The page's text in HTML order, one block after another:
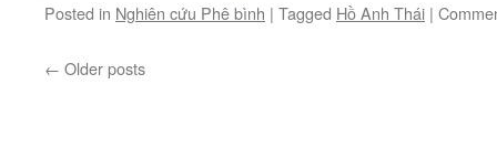
Posted in Nghiên cứu Phê bình | Tagged Hồ Anh Thái |
← Older posts